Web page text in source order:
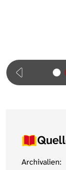
Archivalien: